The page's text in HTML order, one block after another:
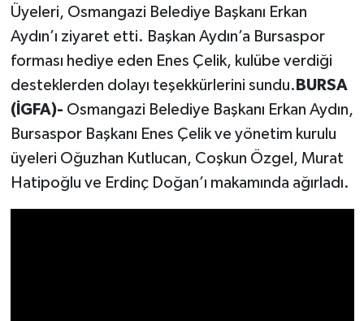
Üyeleri, Osmangazi Belediye Başkanı Erkan
Aydın’ı ziyaret etti. Başkan Aydın’a Bursaspor
forması hediye eden Enes Çelik, kulübe verdiği
desteklerden dolayı teşekkürlerini sundu. BURSA
(İGFA)- Osmangazi Belediye Başkanı Erkan Aydın,
Bursaspor Başkanı Enes Çelik ve yönetim kurulu
üyeleri Oğuzhan Kutlucan, Coşkun Özgel, Murat
Hatipoğlu ve Erdinç Doğan’ı makamında ağırladı.